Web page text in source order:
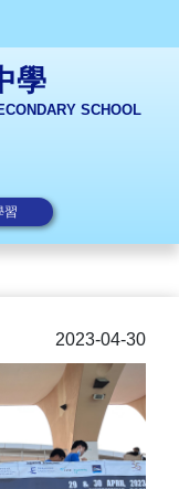
學
SCHOOL
習
2023-04-30